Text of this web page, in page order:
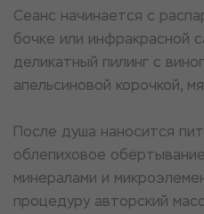
Сеанс начинается с
бочке или инфракрасной
деликатный пилинг с
апельсиновой корочкой,
После душа наносится
облепиховое
минералами и
процедуру авторский